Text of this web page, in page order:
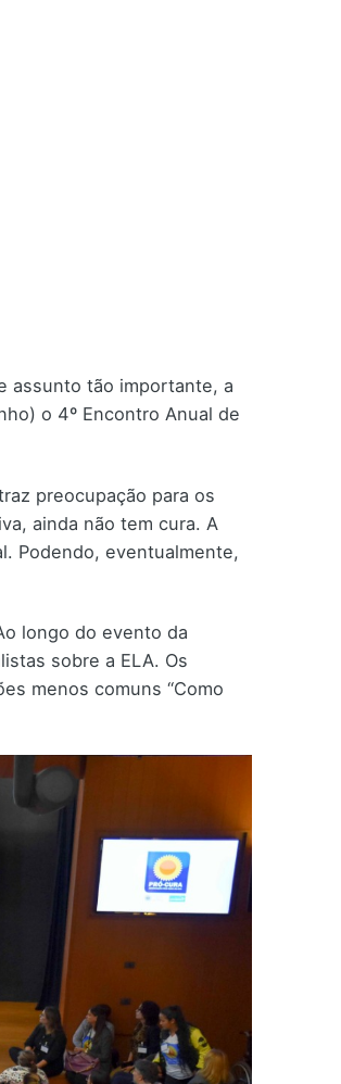
assunto tão importante, a
o 4º Encontro Anual de
preocupação para os
ainda não tem cura. A
Podendo, eventualmente,
longo do evento da
sobre a ELA. Os
menos comuns “Como